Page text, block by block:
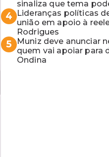
sinaliza que tema
4
Lideranças políticas
união em apoio à
Rodrigues
5
Muniz deve anunciar
quem vai apoiar para
Ondina